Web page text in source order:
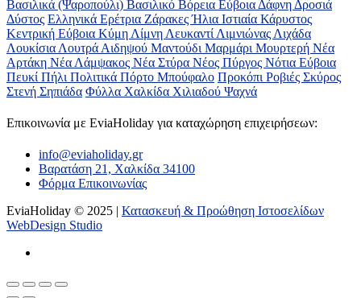
Βασιλικά (Ψαροπούλι) Βασιλικό Βόρεια Εύβοια Δάφνη Δροσιά
Δύστος Ελληνικά Ερέτρια ΖάρακεςΉλια Ιστιαία Κάρυστος
Κεντρική Εύβοια Κύμη Λίμνη Λευκαντί Λιμνιώνας Λιχάδα
Λουκίσια Λουτρά Αιδηψού Μαντούδι Μαρμάρι Μουρτερή Νέα
Αρτάκη Νέα Λάμψακος Νέα Στύρα Νέος Πύργος Νότια Εύβοια
Πευκί Πήλι Πολιτικά Πόρτο Μπούφαλο Προκόπι Ροβιές Σκύρος
Στενή Σηπιάδα Φύλλα Χαλκίδα Χιλιαδού Ψαχνά
Επικοινωνία με ΕviaHoliday για καταχώρηση επιχειρήσεων:
info@eviaholiday.gr
Βαρατάση 21, Χαλκίδα 34100
Φόρμα Επικοινωνίας
EviaHoliday © 2025 | Κατασκευή & Προώθηση Ιστοσελίδων
WebDesign Studio